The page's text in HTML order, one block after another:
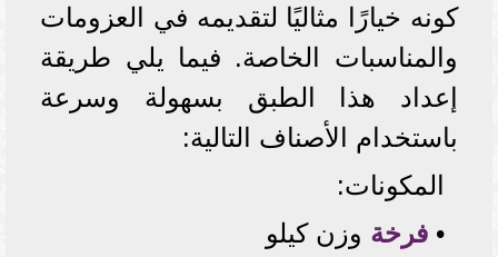
كونه خيارًا مثاليًا لتقديمه في العزومات
والمناسبات الخاصة. فيما يلي طريقة
إعداد هذا الطبق بسهولة وسرعة
باستخدام الأصناف التالية:
المكونات:
•فرخة وزن كيلو